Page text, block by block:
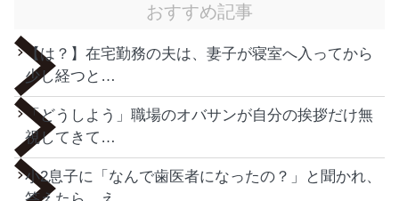
おすすめ記事
【は？】在宅勤務の夫は、妻子が寝室へ入ってから
少し経つと…
「どうしよう」職場のオバサンが自分の挨拶だけ無
視してきて…
小2息子に「なんで歯医者になったの？」と聞かれ、